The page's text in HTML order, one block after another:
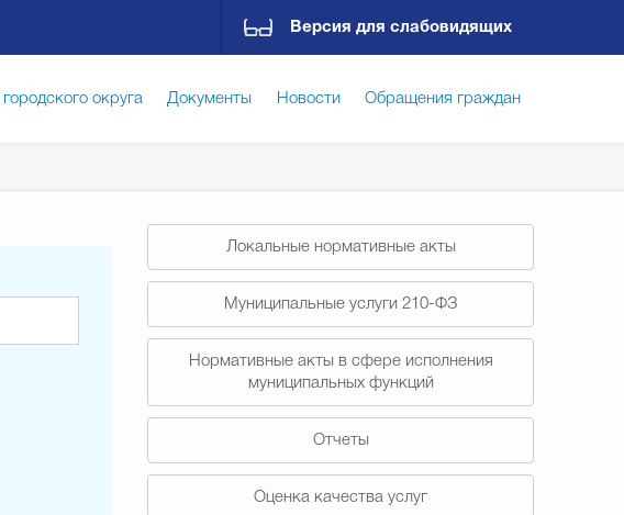
Версия для слабовидящих
округа Документы Новости Обращения граждан
Избирательная комиссия Гостям Городского округа
Государственные организации информируют
Локальные нормативные акты
Муниципальные услуги 210-ФЗ
Нормативные акты в сфере исполнения
муниципальных функций
Отчеты
Оценка качества услуг